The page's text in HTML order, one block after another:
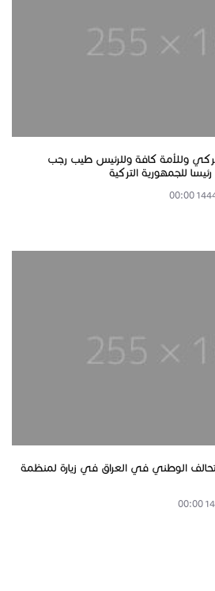
وللأمة كافة وللرئيس طيب رجب
للجمهورية التركية
الوطني في العراق في زيارة لمنظمة